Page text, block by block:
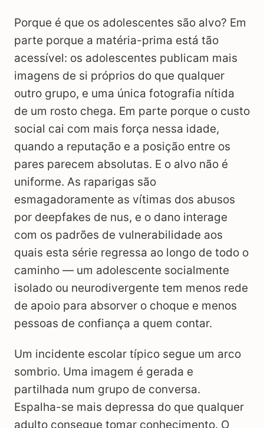
Porque é que os adolescentes são alvo? Em
parte porque a matéria-prima está tão
acessível: os adolescentes publicam mais
imagens de si próprios do que qualquer
outro grupo, e uma única fotografia nítida
de um rosto chega. Em parte porque o custo
social cai com mais força nessa idade,
quando a reputação e a posição entre os
pares parecem absolutas. E o alvo não é
uniforme. As raparigas são
esmagadoramente as vítimas dos abusos
por deepfakes de nus, e o dano interage
com os padrões de vulnerabilidade aos
quais esta série regressa ao longo de todo o
caminho — um adolescente socialmente
isolado ou neurodivergente tem menos rede
de apoio para absorver o choque e menos
pessoas de confiança a quem contar.
Um incidente escolar típico segue um arco
sombrio. Uma imagem é gerada e
partilhada num grupo de conversa.
Espalha-se mais depressa do que qualquer
adulto consegue tomar conhecimento. O